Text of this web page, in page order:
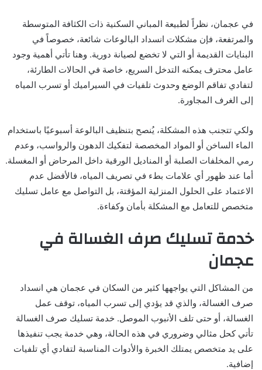
في عجمان، نظراً لطبيعة المباني السكنية ذات الكثافة المتوسطة
والمرتفعة، فإن مشكلات انسداد البالوعات شائعة، خصوصاً في
البنايات القديمة أو التي لا تخضع لصيانة دورية. وهنا تأتي أهمية وجود
عامل محترف يمكنه التدخل السريع، خاصة في الحالات الطارئة،
لتفادي تفاقم الوضع وحدوث تلفيات في السيراميك أو تسرب المياه
إلى الغرف المجاورة.
ولكي تتجنب هذه المشكلة، يُنصح بتنظيف البالوعة أسبوعيًا باستخدام
الماء الساخن أو المواد المخصصة لتفكيك الدهون والرواسب، وعدم
رمي المخلفات الصلبة أو المناديل الورقية داخل المرحاض أو المغسلة.
أما عند ظهور أي علامات بطء في تصريف المياه، فالأفضل عدم
الاعتماد على الحلول المنزلية المؤقتة، بل التواصل مع عامل تسليك
متخصص للتعامل مع المشكلة بأمان وكفاءة.
خدمة تسليك صرف الغسالة في
عجمان
من المشاكل التي يواجهها كثير من السكان في عجمان هي انسداد
صرف الغسالة، والذي قد يؤدي إلى تسرب المياه، توقف عمل
الغسالة، أو حتى تلف الأنبوب الموصل. خدمة تسليك صرف الغسالة
تأتي كحل مثالي وضروري في هذه الحالة، وهي خدمة يجب تنفيذها
على يد متخصص يمتلك الخبرة والأدوات المناسبة لتفادي أي تلفيات
إضافية.